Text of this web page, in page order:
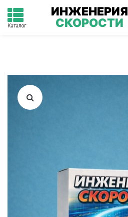
Каталог
ИНЖЕНЕРИЯ
СКОРОСТИ